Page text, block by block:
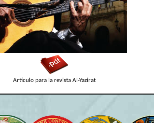
Artículo para la revista Al-Yazirat